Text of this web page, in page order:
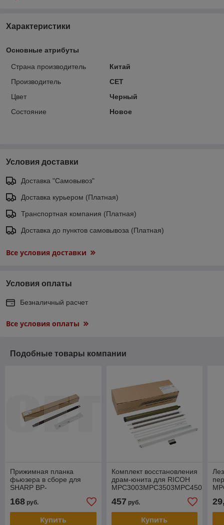
Характеристики
Основные атрибуты
Страна производитель
Китай
Производитель
CET
Цвет
Черный
Состояние
Новое
Условия доставки
Доставка "Самовывоз"
Доставка курьером (Платная)
Транспортная компания (Платная)
Доставка до пунктов самовывоза (Платная)
Все условия доставки
Условия оплаты
Безналичный расчет
Все условия оплаты
Подобные товары компании
Прижимная планка
фьюзера в сборе для
SHARP BP-
50M26/50C26/60C31/70C31EU
(CET), CET311049
168 руб.
Купить
Комплект восстановления
драм-юнита для RICOH
CET501018
457 руб.
Купить